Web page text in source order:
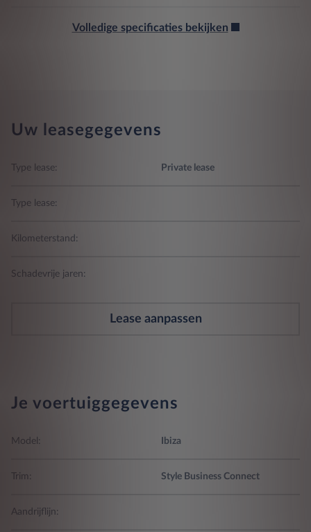
Volledige specificaties bekijken
Uw leasegegevens
Type lease: Private lease
Type lease:
Kilometerstand:
Schadevrije jaren:
Lease aanpassen
Je voertuiggegevens
Model: Ibiza
Trim: Style Business Connect
Aandrijflijn: